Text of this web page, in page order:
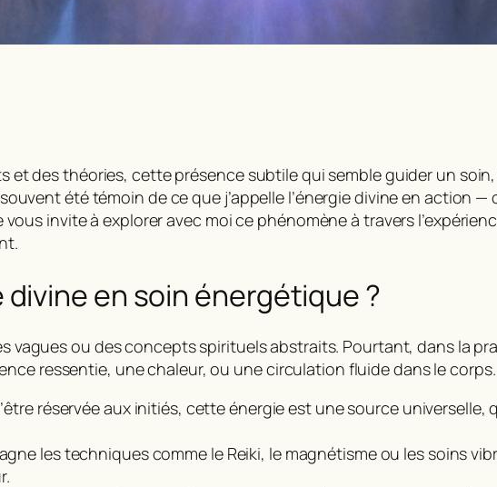
et des théories, cette présence subtile qui semble guider un
été témoin de ce que j’appelle l’énergie divine en action —
invite à explorer avec moi ce phénomène à travers
divine en soin énergétique ?
vagues ou des concepts spirituels abstraits. Pourtant, dans la
ressentie, une chaleur, ou une circulation fluide dans le corps.
réservée aux initiés, cette énergie est une source
les techniques comme le Reiki, le magnétisme ou les soins